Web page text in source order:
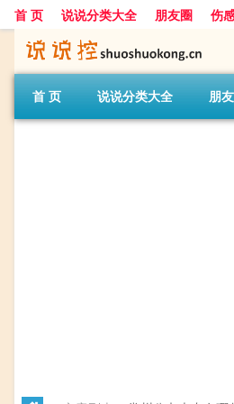
首 页 说说分类大全 朋友圈 伤
首 页 说说分类大全 朋